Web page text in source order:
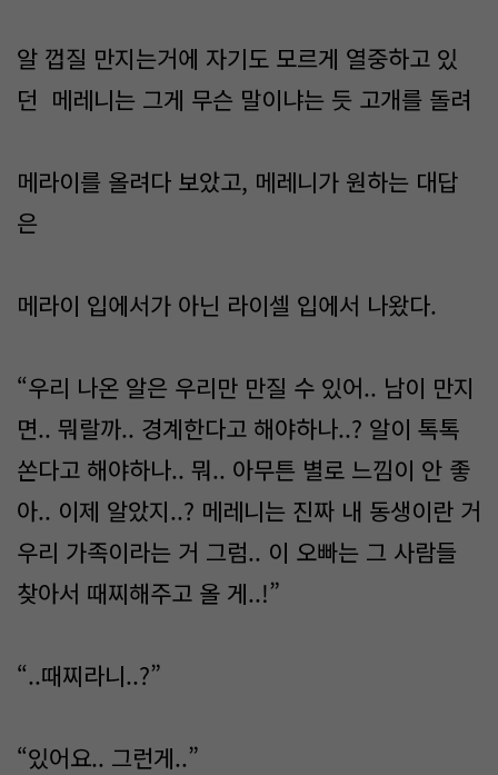
알 껍질 만지는거에 자기도 모르게 열중하고 있
던 메레니는 그게 무슨 말이냐는 듯 고개를 돌려
메라이를 올려다 보았고, 메레니가 원하는 대답
은
메라이 입에서가 아닌 라이셀 입에서 나왔다.
“우리 나온 알은 우리만 만질 수 있어.. 남이 만지
면.. 뭐랄까.. 경계한다고 해야하나..? 알이 톡톡
쏜다고 해야하나.. 뭐.. 아무튼 별로 느낌이 안 좋
아.. 이제 알았지..? 메레니는 진짜 내 동생이란 거
우리 가족이라는 거 그럼.. 이 오빠는 그 사람들
찾아서 때찌해주고 올 게..!”
“..때찌라니..?”
“있어요.. 그런게..”